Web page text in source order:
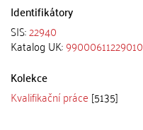
Identifikátory
SIS:22940
Katalog UK:
Kolekce
Kvalifikační práce [5135]